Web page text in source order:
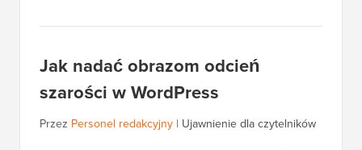
Jak nadać obrazom odcień
szarości w WordPress
Przez Personel redakcyjny | Ujawnienie dla czytelników